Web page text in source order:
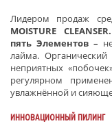
Лидером продаж
MOISTURE CLEANSER
пять Элементов –
лайма. Органический
неприятных
регулярном
увлажнённой и
ИННОВАЦИОННЫЙ ПИЛИНГ